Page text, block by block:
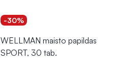
-30%
WELLMAN maisto papildas
SPORT, 30 tab.